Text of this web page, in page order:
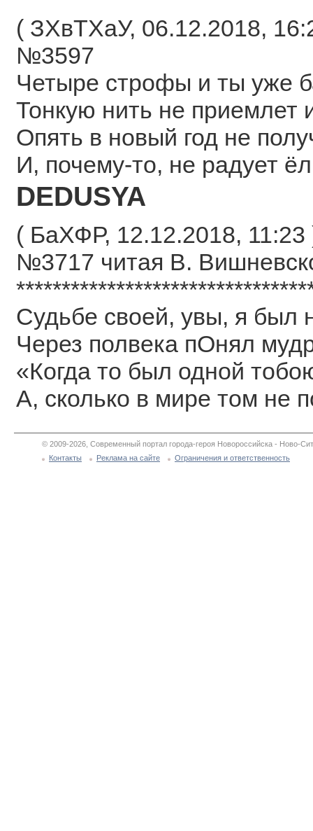
( ЗХвТХаУ, 06.12.2018,
№3597
Четыре строфы и ты уже
Тонкую нить не приемлет
Опять в новый год не
И, почему-то, не радует
DEDUSYA
( БаХФР, 12.12.2018, 11:23
№3717 читая В.
Судьбе своей, увы, я был
Через полвека пОнял
«Когда то был одной
А, сколько в мире том не
© 2009-2026, Современный портал города-героя Новороссийска - Ново-
Контакты
Реклама на сайте Ограничения и ответственность